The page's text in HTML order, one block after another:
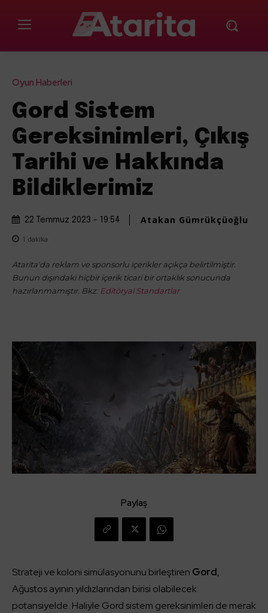
Oyun Haberleri
Gord Sistem
Gereksinimleri, Çıkış
Tarihi ve Hakkında
Bildiklerimiz
22 Temmuz 2023 - 19:54 Atakan Gümrükçüoğlu
1 dakika
Atarita'da reklam ve sponsorlu içerikler açıkça belirtilmiştir.
Bunun dışındaki hiçbir içerik ticari bir ortaklık sonucunda
hazırlanmamıştır. Bkz: Editöryal Standartlar
Paylaş
Strateji ve koloni simülasyonunu birleştiren Gord,
Ağustos ayının yıldızlarından birisi olabilecek
potansiyelde. Haliyle Gord sistem gereksinimleri de merak